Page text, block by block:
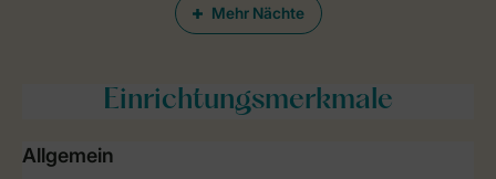
Mehr Nächte
Einrichtungsmerkmale
Allgemein